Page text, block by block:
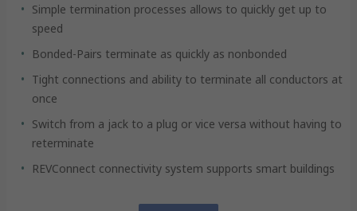
Simple termination processes allows to quickly get up to
speed
Bonded-Pairs terminate as quickly as nonbonded
Tight connections and ability to terminate all conductors at
once
Switch from a jack to a plug or vice versa without having to
reterminate
REVConnect connectivity system supports smart buildings